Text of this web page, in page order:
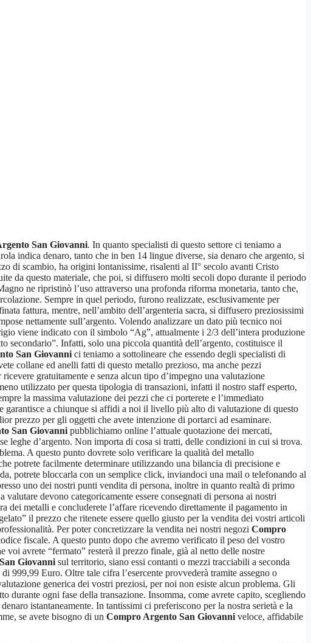
San Giovanni. In quanto specialisti di questo settore ci teniamo a
indica denaro, tanto che in ben 14 lingue diverse, sia denaro che argento, si
di scambio, ha origini lontanissime, risalenti al II° secolo avanti Cristo
da questo materiale, che poi, si diffusero molti secoli dopo durante il periodo
ne ripristinò l’uso attraverso una profonda riforma monetaria, tanto che,
Sempre in quel periodo, furono realizzate, esclusivamente per
fattura, mentre, nell’ambito dell’argenteria sacra, si diffusero preziosissimi
nettamente sull’argento. Volendo analizzare un dato più tecnico noi
viene indicato con il simbolo “Ag”, attualmente i 2/3 dell’intera produzione
secondario”. Infatti, solo una piccola quantità dell’argento, costituisce il
San Giovanni ci teniamo a sottolineare che essendo degli specialisti di
collane ed anelli fatti di questo metallo prezioso, ma anche pezzi
gratuitamente e senza alcun tipo d’impegno una valutazione
utilizzato per questa tipologia di transazioni, infatti il nostro staff esperto,
la massima valutazione dei pezzi che ci porterete e l’immediato
garantisce a chiunque si affidi a noi il livello più alto di valutazione di questo
prezzo per gli oggetti che avete intenzione di portarci ad esaminare.
San Giovanni pubblichiamo online l’attuale quotazione dei mercati,
leghe d’argento. Non importa di cosa si tratti, delle condizioni in cui si trova.
A questo punto dovrete solo verificare la qualità del metallo
potrete facilmente determinare utilizzando una bilancia di precisione e
potrete bloccarla con un semplice click, inviandoci una mail o telefonando al
uno dei nostri punti vendita di persona, inoltre in quanto realtà di primo
devono categoricamente essere consegnati di persona ai nostri
dei metalli e concluderete l’affare ricevendo direttamente il pagamento in
il prezzo che ritenete essere quello giusto per la vendita dei vostri articoli
Per poter concretizzare la vendita nei nostri negozi Compro
fiscale. A questo punto dopo che avremo verificato il peso del vostro
avrete “fermato” resterà il prezzo finale, già al netto delle nostre
Giovanni sul territorio, siano essi contanti o mezzi tracciabili a seconda
999,99 Euro. Oltre tale cifra l’esercente provvederà tramite assegno o
generica dei vostri preziosi, per noi non esiste alcun problema. Gli
durante ogni fase della transazione. Insomma, come avrete capito, scegliendo
istantaneamente. In tantissimi ci preferiscono per la nostra serietà e la
se avete bisogno di un Compro Argento San Giovanni veloce, affidabile